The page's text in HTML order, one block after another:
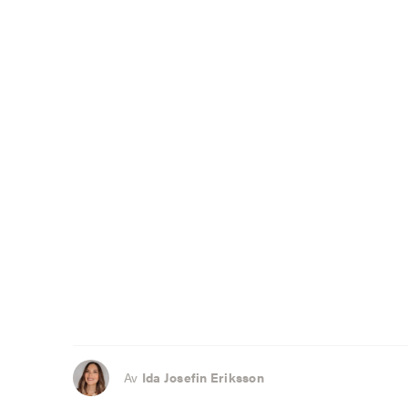
Av Ida Josefin Eriksson